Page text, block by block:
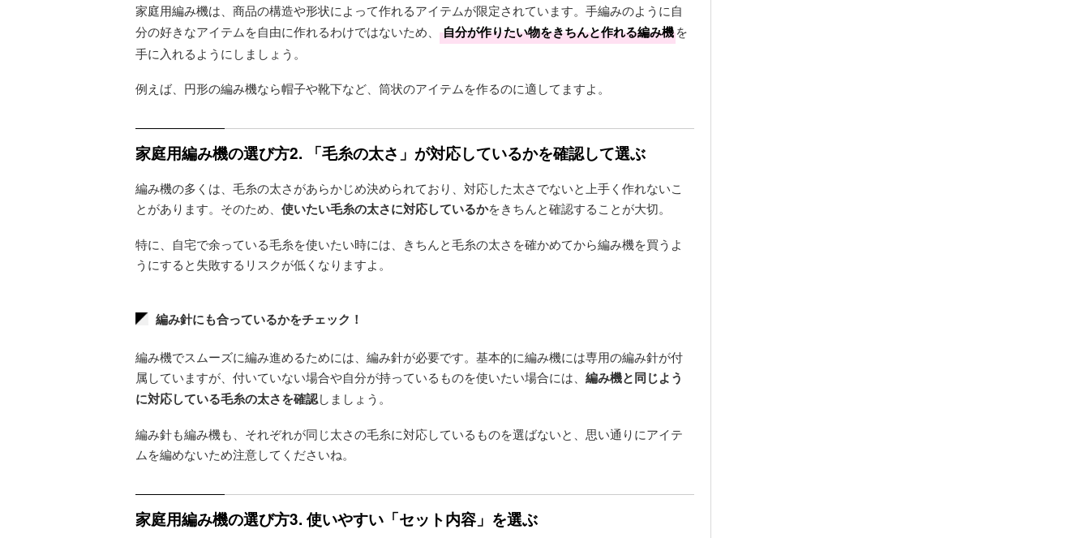
家庭用編み機は、商品の構造や形状によって作れるアイテムが限定されています。手編みのように自
分の好きなアイテムを自由に作れるわけではないため、
自分が作りたい物をきちんと作れる編み機を
手に入れるようにしましょう。
例えば、円形の編み機なら帽子や靴下など、筒状のアイテムを作るのに適してますよ。
家庭用編み機の選び方2. 「毛糸の太さ」が対応しているかを確認して選ぶ
編み機の多くは、毛糸の太さがあらかじめ決められており、対応した太さでないと上手く作れないこ
とがあります。そのため、 使いたい毛糸の太さに対応しているかをきちんと確認することが大切。
特に、自宅で余っている毛糸を使いたい時には、きちんと毛糸の太さを確かめてから編み機を買うよ
うにすると失敗するリスクが低くなりますよ。
編み針にも合っているかをチェック！
編み機でスムーズに編み進めるためには、編み針が必要です。基本的に編み機には専用の編み針が付
属していますが、付いていない場合や自分が持っているものを使いたい場合には、 編み機と同じよう
に対応している毛糸の太さを確認しましょう。
編み針も編み機も、それぞれが同じ太さの毛糸に対応しているものを選ばないと、思い通りにアイテ
ムを編めないため注意してくださいね。
家庭用編み機の選び方3. 使いやすい「セット内容」を選ぶ